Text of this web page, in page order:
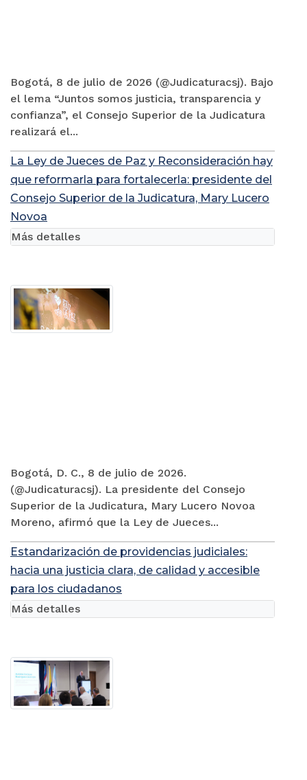
Bogotá, 8 de julio de 2026 (@Judicaturacsj). Bajo
el lema “Juntos somos justicia, transparencia y
confianza”, el Consejo Superior de la Judicatura
realizará el...
La Ley de Jueces de Paz y Reconsideración hay
que reformarla para fortalecerla: presidente del
Consejo Superior de la Judicatura, Mary Lucero
Novoa
Bogotá, D. C., 8 de julio de 2026.
(@Judicaturacsj). La presidente del Consejo
Superior de la Judicatura, Mary Lucero Novoa
Moreno, afirmó que la Ley de Jueces...
Más detalles
Estandarización de providencias judiciales:
hacia una justicia clara, de calidad y accesible
para los ciudadanos
Más detalles